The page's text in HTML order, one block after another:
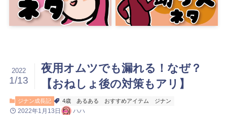
夜用オムツでも漏れる！なぜ？
【おねしょ後の対策もアリ】
2022
1/13
ジナン成長記 4歳 あるある おすすめアイテム ジナン
2022年1月13日 ハハ